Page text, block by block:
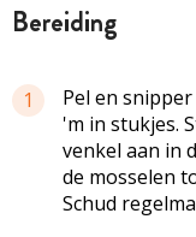
bereiding
1
Pel en
'm in stukjes.
venkel aan in
de mosselen
Schud